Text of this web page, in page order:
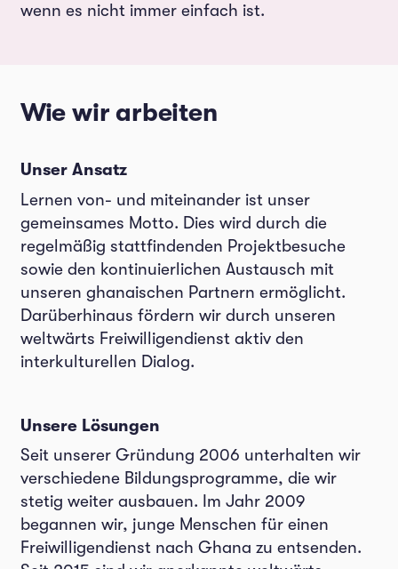
wenn es nicht immer einfach ist.
Wie wir arbeiten
Unser Ansatz
Lernen von- und miteinander ist unser
gemeinsames Motto. Dies wird durch die
regelmäßig stattfindenden Projektbesuche
sowie den kontinuierlichen Austausch mit
unseren ghanaischen Partnern ermöglicht.
Darüberhinaus fördern wir durch unseren
weltwärts Freiwilligendienst aktiv den
interkulturellen Dialog.
Unsere Lösungen
Seit unserer Gründung 2006 unterhalten wir
verschiedene Bildungsprogramme, die wir
stetig weiter ausbauen. Im Jahr 2009
begannen wir, junge Menschen für einen
Freiwilligendienst nach Ghana zu entsenden.